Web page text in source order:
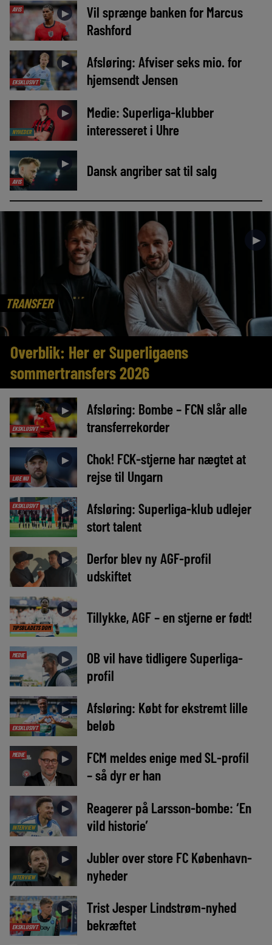
AVIS ►
Vil sprænge banken for Marcus
Rashford
EKSKLUSIVT
►
Afsløring: Afviser seks mio. for
hjemsendt Jensen
NYHEDER
►
Medie: Superliga-klubber
interesseret i Uhre
AVIS
► Dansk angriber sat til salg
TRANSFER
►
Overblik: Her er Superligaens
sommertransfers 2026
EKSKLUSIVT
►
Afsløring: Bombe – FCN slår alle
transferrekorder
LIGE NU
►
Chok! FCK-stjerne har nægtet at
rejse til Ungarn
EKSKLUSIVT ►
Afsløring: Superliga-klub udlejer
stort talent
►
Derfor blev ny AGF-profil
udskiftet
TIPSBLADETS DOM
► Tillykke, AGF – en stjerne er født!
MEDIE ►
OB vil have tidligere Superliga-
profil
EKSKLUSIVT
►
Afsløring: Købt for ekstremt lille
beløb
MEDIE ►
FCM meldes enige med SL-profil
– så dyr er han
INTERVIEW
►
Reagerer på Larsson-bombe: ‘En
vild historie’
INTERVIEW
►
Jubler over store FC København-
nyheder
EKSKLUSIVT
►
Trist Jesper Lindstrøm-nyhed
bekræftet